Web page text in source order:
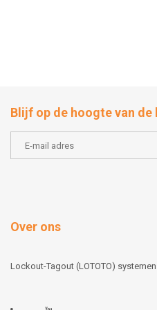
Blijf op de hoogte van
Over ons
Lockout-Tagout (LOTOTO)